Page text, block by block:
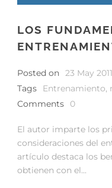
LOS
Posted on 23 May 2011
Tags
Entrenamiento,
Comments
0
El autor imparte los
consideraciones del
artículo destaca los
obtienen con el...